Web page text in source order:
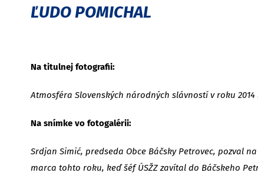
ĽUDO POMICHAL
Na titulnej fotografii:
Atmosféra Slovenských národných slávností v roku
Na snímke vo fotogalérii:
Srdjan Simić, predseda Obce Báčsky Petrovec, pozval
marca tohto roku, keď šéf ÚSŽZ zavítal do Báčskeho